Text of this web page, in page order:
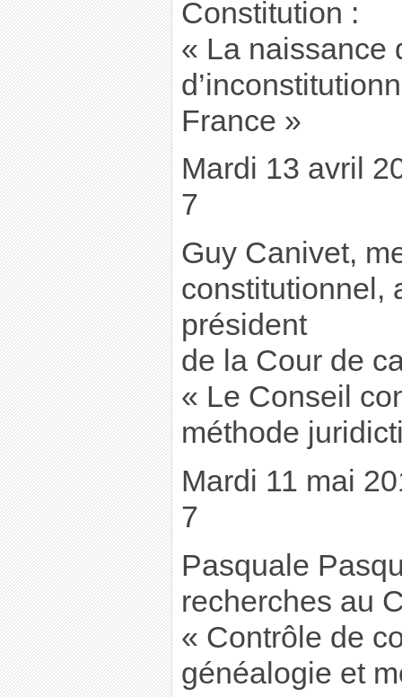
Constitution :
« La naissance
France »
Mardi 13 avril
7
Guy Canivet,
constitutionnel,
président
de la Cour de
« Le Conseil
méthode
Mardi 11 mai
7
Pasquale
recherches au
« Contrôle de
généalogie et